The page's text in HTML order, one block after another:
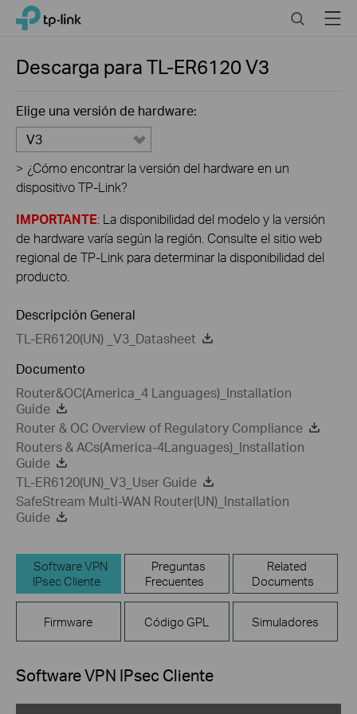
Click
navigation
TP-Link, Reliably Smart SearchMenu
Descarga paraTL-ER6120V3
Elige una versión de hardware:
V3
> ¿Cómo encontrar la versión del hardware en un
dispositivo TP-Link?
IMPORTANTE: La disponibilidad del modelo y la versión
de hardware varía según la región. Consulte el sitio web
regional de TP-Link para determinar la disponibilidad del
producto.
Descripción General
TL-ER6120(UN) _V3_Datasheet
Documento
Router&OC(America_4 Languages)_Installation
Guide
Router & OC Overview of Regulatory Compliance
Routers & ACs(America-4Languages)_Installation
Guide
TL-ER6120(UN)_V3_User Guide
SafeStream Multi-WAN Router(UN)_Installation
Guide
Software VPN
IPsec Cliente
Preguntas
Frecuentes
Related
Documents
Firmware Código GPL Simuladores
Software VPN IPsec Cliente